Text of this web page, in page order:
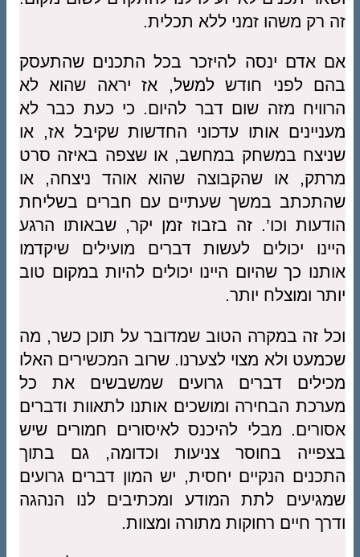
זה רק משהו זמני ללא תכלית.
אם אדם ינסה להיזכר בכל התכנים שהתעסק
בהם לפני חודש למשל, אז יראה שהוא לא
הרוויח מזה שום דבר להיום. כי כעת כבר לא
מעניינים אותו עדכוני החדשות שקיבל אז, או
שניצח במשחק במחשב, או שצפה באיזה סרט
מרתק, או שהקבוצה שהוא אוהד ניצחה, או
שהתכתב במשך שעתיים עם חברים בשליחת
הודעות וכו’. זה בזבוז זמן יקר, שבאותו הרגע
היינו יכולים לעשות דברים מועילים שיקדמו
אותנו כך שהיום היינו יכולים להיות במקום טוב
יותר ומוצלח יותר.
וכל זה במקרה הטוב שמדובר על תוכן כשר, מה
שכמעט ולא מצוי לצערנו. שרוב המכשירים האלו
מכילים דברים גרועים שמשבשים את כל
מערכת הבחירה ומושכים אותנו לתאוות ודברים
אסורים. מבלי להיכנס לאיסורים חמורים שיש
בצפייה בחוסר צניעות וכדומה, גם בתוך
התכנים הנקיים יחסית, יש המון דברים גרועים
שמגיעים לתת המודע ומכתיבים לנו הנהגה
ודרך חיים רחוקות מתורה ומצוות.